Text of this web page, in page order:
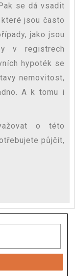
se dá vsadit
které jsou často
jako jsou
v registrech
hypoték se
nemovitost,
A k tomu i
o této
půjčit,